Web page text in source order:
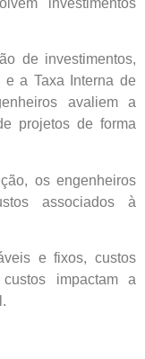
investimentos
de investimentos,
a Taxa Interna de
avaliem a
projetos de forma
os engenheiros
associados à
e fixos, custos
impactam a